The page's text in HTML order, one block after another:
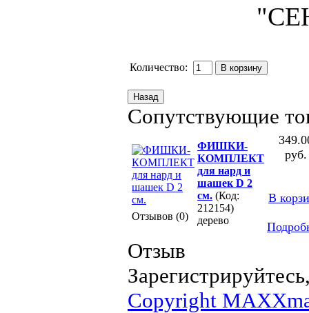
Количество:
Сопутствующие
Отзывов (0)
ФИШКИ-
КОМПЛЕКТ
для нард и
шашек D 2
см. (Код:
212154)
дерево
руб.
В
Отзыв
Copyright